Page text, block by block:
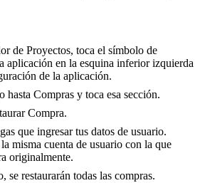
de Proyectos, toca el símbolo de
aplicación en la esquina inferior izquierda
de la aplicación.
hasta Compras y toca esa sección.
Compra.
que ingresar tus datos de usuario.
misma cuenta de usuario con la que
originalmente.
se restaurarán todas las compras.